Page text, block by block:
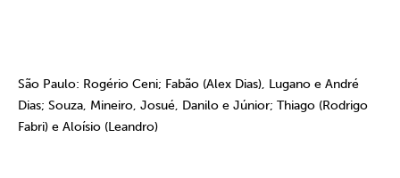
São Paulo: Rogério Ceni; Fabão (Alex Dias), Lugano e André
Dias; Souza, Mineiro, Josué, Danilo e Júnior; Thiago (Rodrigo
Fabri) e Aloísio (Leandro)